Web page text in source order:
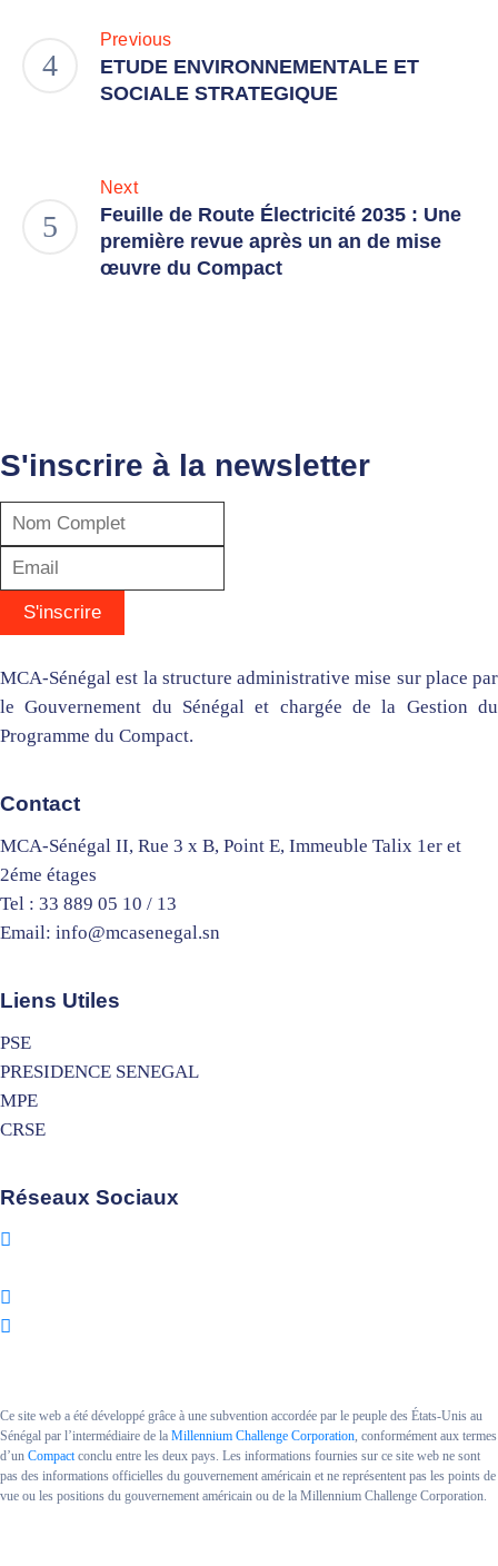
Previous
ETUDE ENVIRONNEMENTALE ET
SOCIALE STRATEGIQUE
Next
Feuille de Route Électricité 2035 : Une
première revue après un an de mise
œuvre du Compact
S'inscrire à la newsletter
MCA-Sénégal est la structure administrative mise sur place par
le Gouvernement du Sénégal et chargée de la Gestion du
Programme du Compact.
Contact
MCA-Sénégal II, Rue 3 x B, Point E, Immeuble Talix 1er et
2éme étages
Tel : 33 889 05 10 / 13
Email: info@mcasenegal.sn
Liens Utiles
PSE
PRESIDENCE SENEGAL
MPE
CRSE
Réseaux Sociaux
Ce site web a été développé grâce à une subvention accordée par le peuple des États-Unis au
Sénégal par l’intermédiaire de la Millennium Challenge Corporation , conformément aux termes
d’un Compact conclu entre les deux pays. Les informations fournies sur ce site web ne sont
pas des informations officielles du gouvernement américain et ne représentent pas les points de
vue ou les positions du gouvernement américain ou de la Millennium Challenge Corporation.